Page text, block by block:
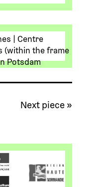
| Centre
(within the frame
Potsdam
Next piece »